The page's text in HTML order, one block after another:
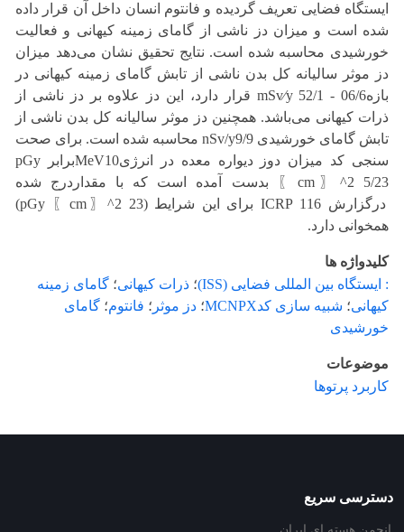
ایستگاه فضایی تعریف گردیده و فانتوم انسان داخل آن قرار داده
شده است و میزان دز ناشی از گامای زمینه کیهانی و فعالیت
خورشیدی محاسبه شده است. نتایج تحقیق نشان می‌دهد میزان
دز موثر سالیانه کل بدن ناشی از تابش گامای زمینه کیهانی در
بازهmSv⁄y 52/1 - 06/6 قرار دارد، این دز علاوه بر دز ناشی از
ذرات کیهانی می‌باشد. همچنین دز موثر سالیانه کل بدن ناشی از
تابش گامای خورشیدی nSv/y9/9 محاسبه شده است. برای صحت
سنجی کد میزان دوز دیواره معده در انرژیMeV10برابر pGy
〖cm〗^2 5/23 بدست آمده است که با مقداردرج شده
درگزارش 116 ICRP برای این شرایط (pGy 〖cm〗^2 23)
همخوانی دارد.
کلیدواژه ها
: ایستگاه بین المللی فضایی (ISS)
؛ ذرات کیهانی؛ گامای زمینه
کیهانی؛ شبیه سازی کدMCNPX ؛ دز موثر ؛ فانتوم؛ گامای
خورشیدی
موضوعات
کاربرد پرتوها
دسترسی سریع